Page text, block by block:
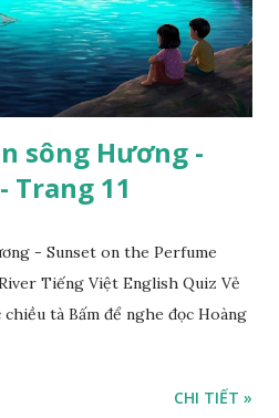
sông Hương -
Trang 11
- Sunset on the Perfume
Tiếng Việt English Quiz Vẻ
tà Bấm để nghe đọc Hoàng
CHI TIẾT »